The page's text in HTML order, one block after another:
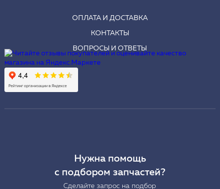
ОПЛАТА И ДОСТАВКА
КОНТАКТЫ
ВОПРОСЫ И ОТВЕТЫ
Нужна помощь
с подбором запчастей?
Сделайте запрос на подбор